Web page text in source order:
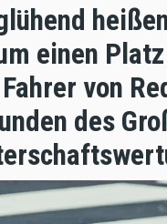
einen
von
des